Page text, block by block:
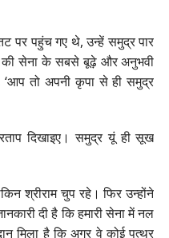
पर पहुंच गए थे, उन्हें समुद्र पार
की सेना के सबसे बूढ़े और अनुभवी
तो अपनी कृपा से ही समुद्र
दिखाइए। समुद्र यूं ही सूख
श्रीराम चुप रहे। फिर उन्होंने
दी है कि हमारी सेना में नल
मिला है कि अगर वे कोई पत्थर